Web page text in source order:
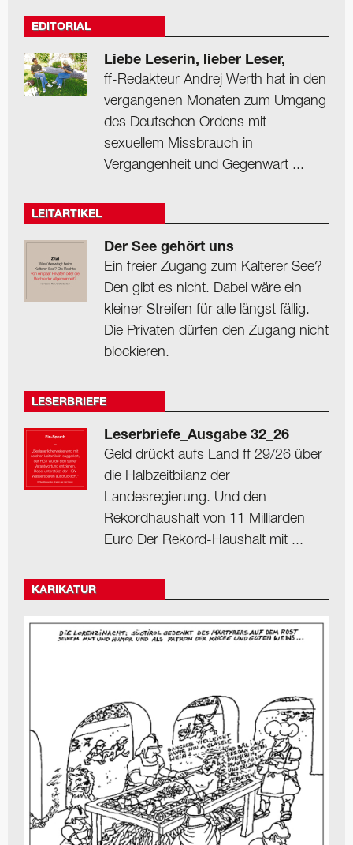
EDITORIAL
Liebe Leserin, lieber Leser,
ff-Redakteur Andrej Werth hat in den
vergangenen Monaten zum Umgang
des Deutschen Ordens mit
sexuellem Missbrauch in
Vergangenheit und Gegenwart ...
LEITARTIKEL
Der See gehört uns
Ein freier Zugang zum Kalterer See?
Den gibt es nicht. Dabei wäre ein
kleiner Streifen für alle längst fällig.
Die Privaten dürfen den Zugang nicht
blockieren.
LESERBRIEFE
Leserbriefe_Ausgabe 32_26
Geld drückt aufs Land ff 29/26 über
die Halbzeitbilanz der
Landesregierung. Und den
Rekordhaushalt von 11 Milliarden
Euro Der Rekord-Haushalt mit ...
KARIKATUR